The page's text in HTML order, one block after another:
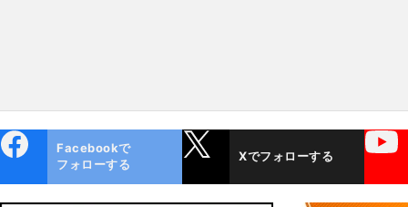
ok
Facebookで
フォローする
Xでフォローする
YouTube